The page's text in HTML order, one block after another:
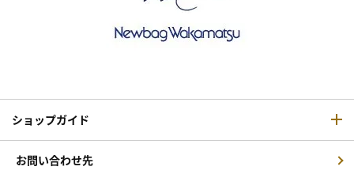
ショップガイド
お問い合わせ先